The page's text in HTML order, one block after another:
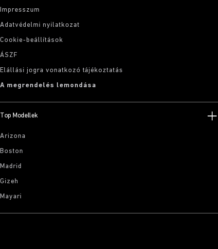
Impresszum
Adatvédelmi nyilatkozat
Cookie-beállítások
ÁSZF
Elállási jogra vonatkozó tájékoztatás
A megrendelés lemondása
Top Modellek
Arizona
Boston
Madrid
Gizeh
Mayari